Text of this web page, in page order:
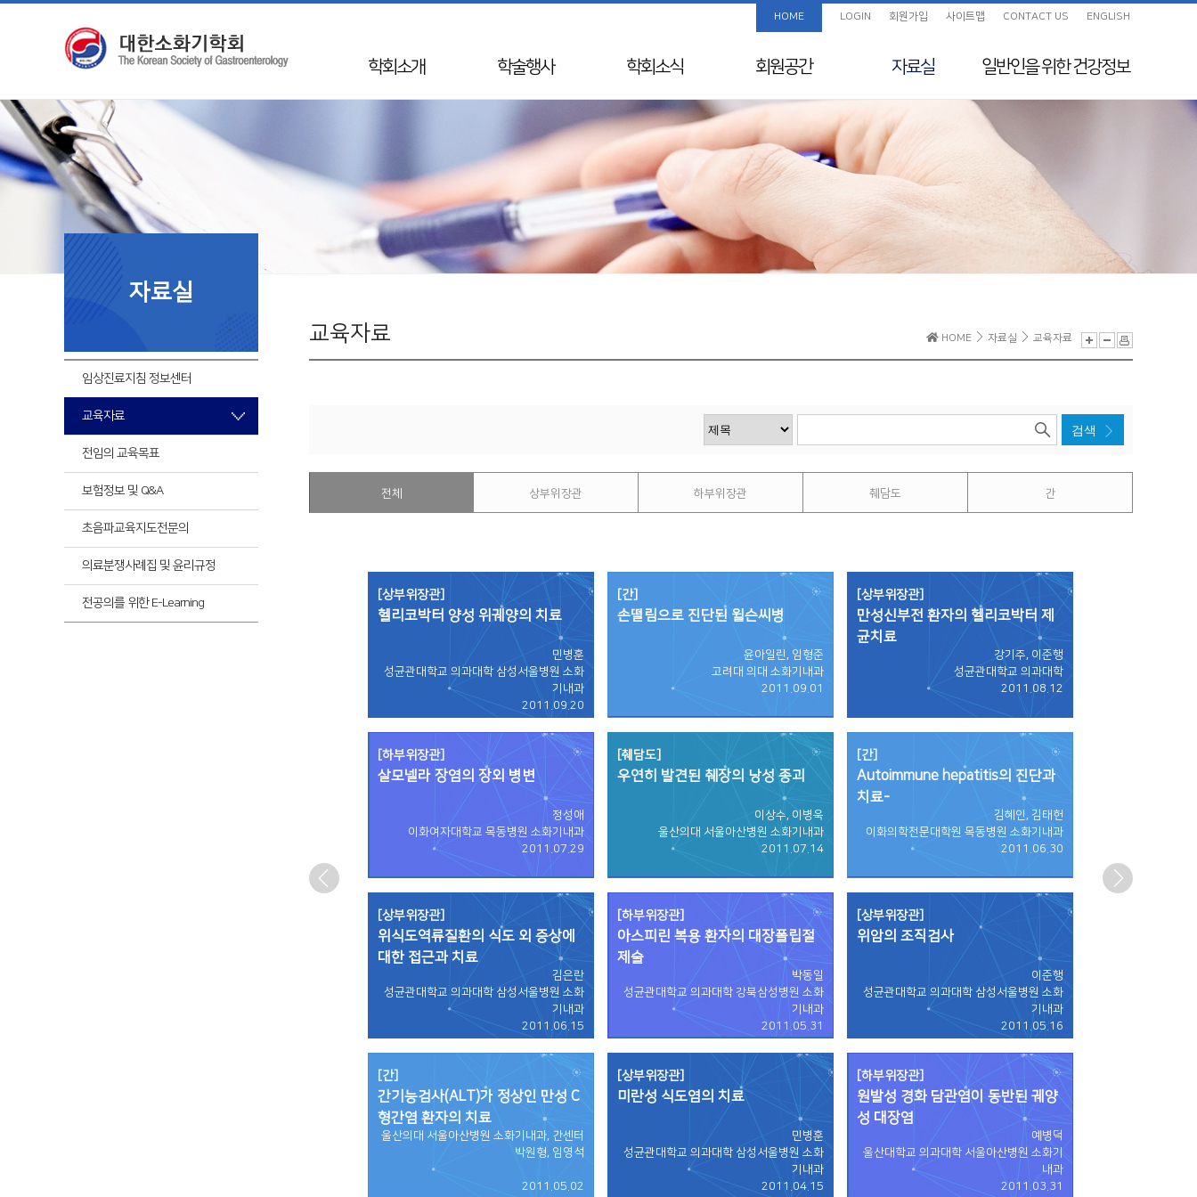
학회소개
Mission & Vision
학회연혁
50년사
임원진
학술행사
학술행사 리스트
춘계학술대회
추계학술대회
SIDDS
KDDW
APDW
학회소식
공지사항
국내외 행사일정
뉴스레터
윤리레터
논문상/연구비
회원공간
사진/화보
회원 검색
해외학회지원
자료실
임상진료지침 정보센
교육자료
전임의 교육목표
보험정보 및 Q&A
지도전문의
전공의를 위한 E-
일반인을 위한건강정보
일반인을 위한 건강정보
최신VOD
HOME LOGIN 회원가입 사이트맵 CONTACT US ENGLISH
교육자료 HOME 자료실 교육자료
자료실
임상진료지침 정보센터
교육자료
전임의 교육목표
보험정보 및 Q&A
초음파교육지도전문의
의료분쟁사례집 및 윤리규정
전공의를 위한 E-Learning
전체 상부위장관 하부위장관 췌담도 간
[상부위장관]
헬리코박터 양성 위궤양의 치료
민병훈
성균관대학교 의과대학 삼성서울병원 소화
기내과
2011.09.20
[간]
손떨림으로 진단된 윌슨씨병
윤아일린, 임형준
고려대 의대 소화기내과
2011.09.01
[상부위장관]
만성신부전 환자의 헬리코박터 제
균치료
강기주, 이준행
성균관대학교 의과대학
2011.08.12
[하부위장관]
살모넬라 장염의 장외 병변
정성애
이화여자대학교 목동병원 소화기내과
2011.07.29
[췌담도]
우연히 발견된 췌장의 낭성 종괴
이상수, 이병욱
울산의대 서울아산병원 소화기내과
2011.07.14
[간]
Autoimmune hepatitis의 진단과
치료-
김혜인, 김태헌
이화의학전문대학원 목동병원 소화기내과
2011.06.30
[상부위장관]
위식도역류질환의 식도 외 증상에
대한 접근과 치료
김은란
성균관대학교 의과대학 삼성서울병원 소화
기내과
2011.06.15
[하부위장관]
아스피린 복용 환자의 대장폴립절
제술
박동일
성균관대학교 의과대학 강북삼성병원 소화
기내과
2011.05.31
[상부위장관]
위암의 조직검사
이준행
성균관대학교 의과대학 삼성서울병원 소화
기내과
2011.05.16
[간]
간기능검사(ALT)가 정상인 만성 C
형간염 환자의 치료
울산의대 서울아산병원 소화기내과, 간센터
박원형, 임영석
2011.05.02
[상부위장관]
미란성 식도염의 치료
민병훈
성균관대학교 의과대학 삼성서울병원 소화
기내과
2011.04.15
[하부위장관]
원발성 경화 담관염이 동반된 궤양
성 대장염
예병덕
울산대학교 의과대학 서울아산병원 소화기
내과
2011.03.31